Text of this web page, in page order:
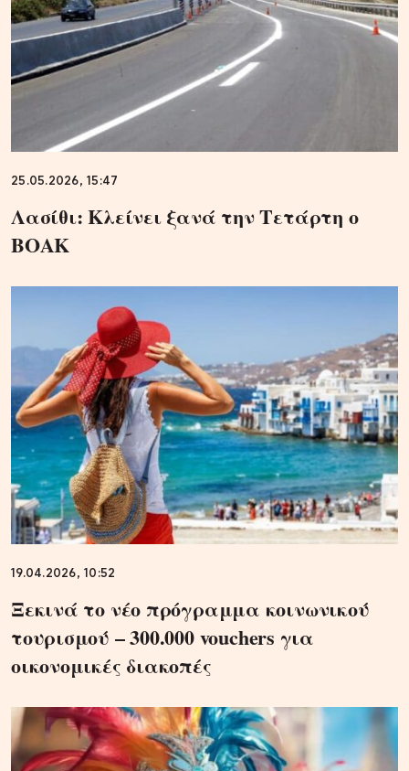
25.05.2026, 15:47
Λασίθι: Κλείνει ξανά την Τετάρτη ο
ΒΟΑΚ
19.04.2026, 10:52
Ξεκινά το νέο πρόγραμμα κοινωνικού
τουρισμού – 300.000 vouchers για
οικονομικές διακοπές